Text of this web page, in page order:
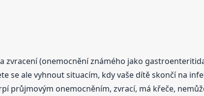
(onemocnění známého jako
se ale vyhnout situacím, kdy vaše dítě skončí na
průjmovým onemocněním, zvrací, má křeče,